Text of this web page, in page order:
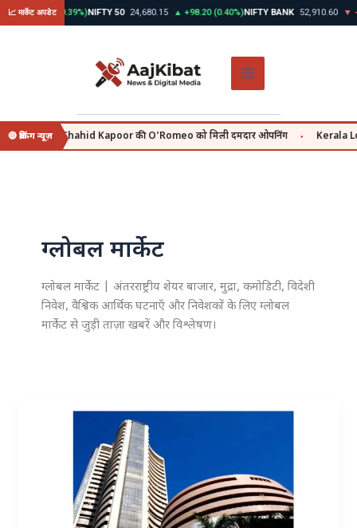
Skip
to
📈 मार्केट अपडेट
▲ +312.45 (0.39%)NIFTY 50 24,680.15 ▲ +98.20 (0.40%)NIFTY BANK 52,910.60 ▼ -
🔴 ब्रेकिंग न्यूज़
वहीं Shahid Kapoor की O’Romeo को मिली दमदार ओपनिंग Kerala
ग्लोबल मार्केट
ग्लोबल मार्केट | अंतरराष्ट्रीय शेयर बाजार, मुद्रा, कमोडिटी, विदेशी
निवेश, वैश्विक आर्थिक घटनाएँ और निवेशकों के लिए ग्लोबल
मार्केट से जुड़ी ताज़ा खबरें और विश्लेषण।